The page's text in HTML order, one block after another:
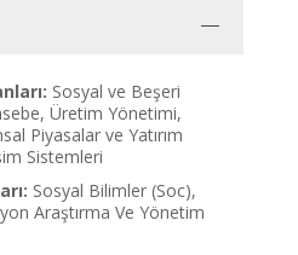
Sosyal ve Beşeri
Üretim Yönetimi,
Piyasalar ve Yatırım
Sistemleri
Sosyal Bilimler (Soc),
Araştırma Ve Yönetim